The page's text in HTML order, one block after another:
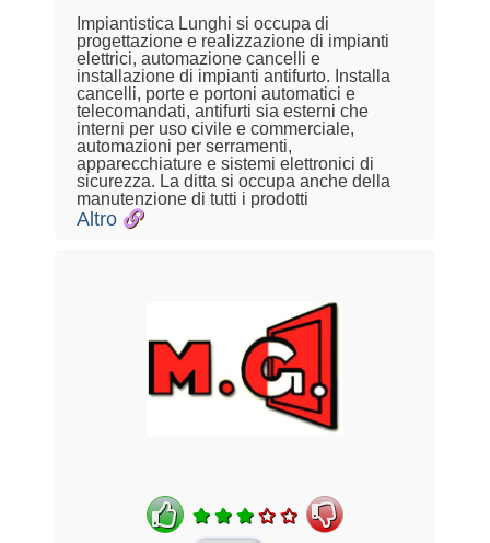
Impiantistica Lunghi si occupa di
progettazione e realizzazione di impianti
elettrici, automazione cancelli e
installazione di impianti antifurto. Installa
cancelli, porte e portoni automatici e
telecomandati, antifurti sia esterni che
interni per uso civile e commerciale,
automazioni per serramenti,
apparecchiature e sistemi elettronici di
sicurezza. La ditta si occupa anche della
manutenzione di tutti i prodotti
Altro